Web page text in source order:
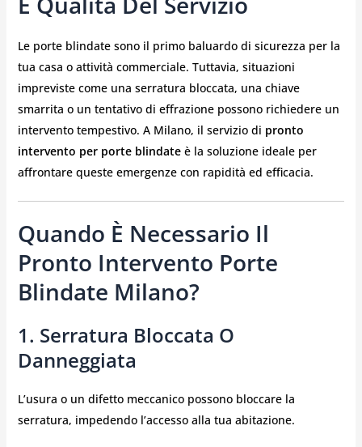
Le porte blindate sono il primo baluardo di sicurezza per la
tua casa o attività commerciale. Tuttavia, situazioni
impreviste come una serratura bloccata, una chiave
smarrita o un tentativo di effrazione possono richiedere un
intervento tempestivo. A Milano, il servizio di pronto
intervento per porte blindateè la soluzione ideale per
affrontare queste emergenze con rapidità ed efficacia.
Quando È Necessario Il
Pronto Intervento Porte
Blindate Milano?
1. Serratura Bloccata O
Danneggiata
L’usura o un difetto meccanico possono bloccare la
serratura, impedendo l’accesso alla tua abitazione.